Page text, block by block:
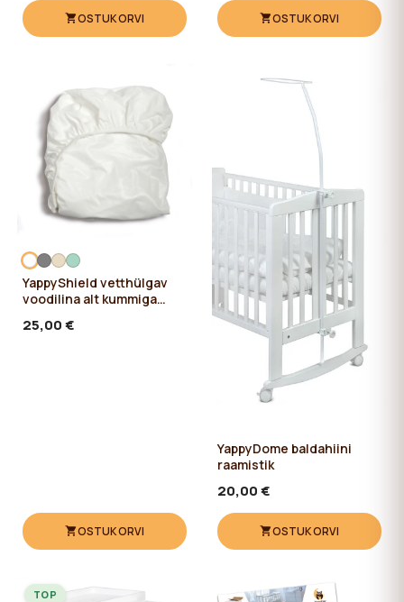
OSTUKORVI OSTUKORVI
YappyShield vetthülgav
voodilina alt kummiga
25,00 €
OSTUKORVI
YappyDome baldahiini
raamistik
20,00 €
OSTUKORVI
TOP